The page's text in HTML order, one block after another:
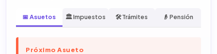
📅 Asuetos 🏛️ Impuestos 🛠️ Trámites 👴 Pensión
Próximo Asueto